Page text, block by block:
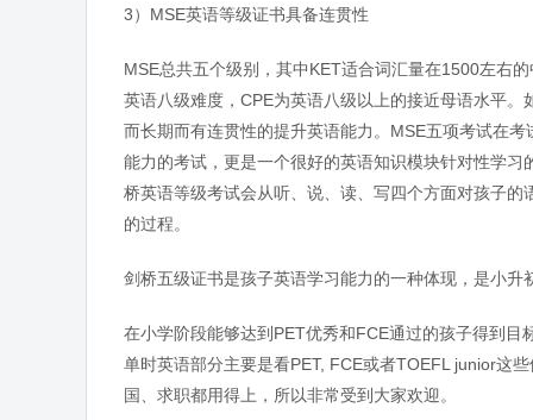
3）MSE英语等级证书具备连贯性
MSE总共五个级别，其中KET适合词汇量在1500左右
英语八级难度，CPE为英语八级以上的接近母语水平
而长期而有连贯性的提升英语能力。MSE五项考试在
能力的考试，更是一个很好的英语知识模块针对性学
桥英语等级考试会从听、说、读、写四个方面对孩子
的过程。
剑桥五级证书是孩子英语学习能力的一种体现，是小升
在小学阶段能够达到PET优秀和FCE通过的孩子得到
单时英语部分主要是看PET, FCE或者TOEFL junior这
国、求职都用得上，所以非常受到大家欢迎。